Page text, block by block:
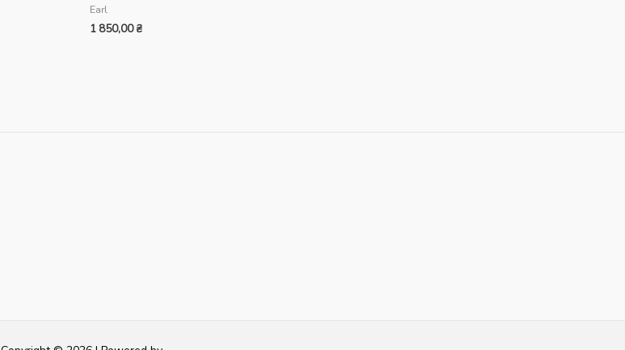
Earl
1 850,00₴